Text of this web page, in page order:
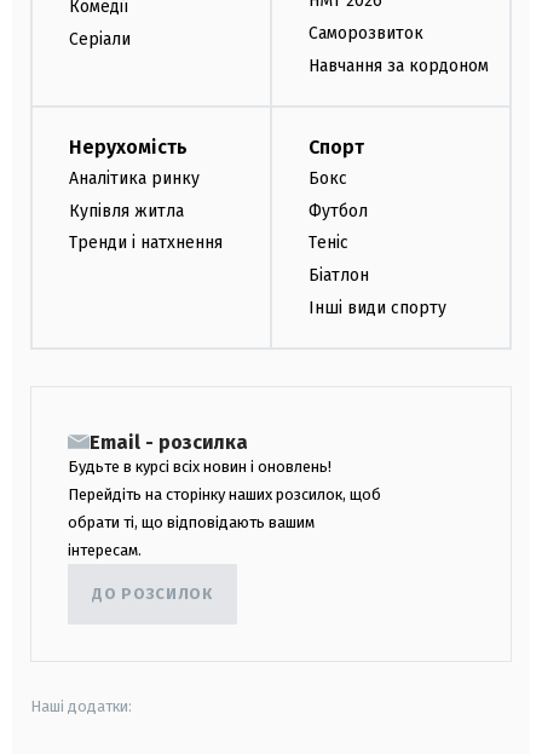
Комедії
Серіали
Саморозвиток
Навчання за кордоном
Нерухомість
Аналітика ринку
Купівля житла
Тренди і натхнення
Спорт
Бокс
Футбол
Теніс
Біатлон
Інші види спорту
Email - розсилка
Будьте в курсі всіх новин і оновлень!
Перейдіть на сторінку наших розсилок, щоб
обрати ті, що відповідають вашим
інтересам.
ДО РОЗСИЛОК
Наші додатки: